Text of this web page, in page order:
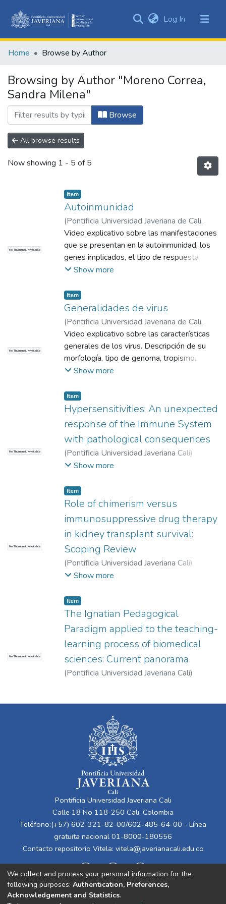
&
All of DSpace
Log In (current)
Home Browse by Author
Browsing by Author "Moreno Correa,
Sandra Milena"
Browse
All browse results
Now showing 1 - 5 of 5
No Thumbnail Available
Item
Autoinmunidad
(Pontificia Universidad Javeriana de Cali,
2017 )Moreno Correa, Sandra Milena
Video explicativo sobre las manifestaciones
que se presentan en la autoinmunidad, los
genes implicados, el tipo de respuesta
inmune, los antígenos, los mediadores y los
papel del sistema inmune en contextos
patológicos.
Show more
No Thumbnail Available
Item
Generalidades de virus
(Pontificia Universidad Javeriana de Cali,
2017 )Moreno Correa, Sandra Milena
Video explicativo sobre las características
generales de los virus. Descripción de su
morfología, tipo de genoma, tropismo,
estrategias de replicación, e interacciones
Show more
No Thumbnail Available
Item
Hypersensitivities: An unexpected
response of the Immune System
with pathological consequences
(Pontificia Universidad Javeriana Cali)
Moreno Correa, Sandra Milena
Ariza, Fabián Andrés
Show more
No Thumbnail Available
Item
Role of chimerism versus
immunosuppressive drug therapy
in kidney transplant survival:
Scoping Review
(Pontificia Universidad Javeriana Cali)
Baquero Tabares, Laura
Moreno Correa, Sandra Milena
Show more
No Thumbnail Available
Item
The Ignatian Pedagogical
Paradigm applied to the teaching-
learning process of biomedical
sciences: Current panorama
(Pontificia Universidad Javeriana Cali)
Pontificia Universidad Javeriana Cali
Calle 18 No 118-250 Cali, Colombia
Teléfono:(+57) 602-321-82-00/602-485-64-00 - Línea
gratuita nacional 01-8000-180556
Contacto repositorio Vitela: vitela@javerianacali.edu.co
We collect and process your personal information for the
following purposes: Authentication, Preferences,
Acknowledgement and Statistics.